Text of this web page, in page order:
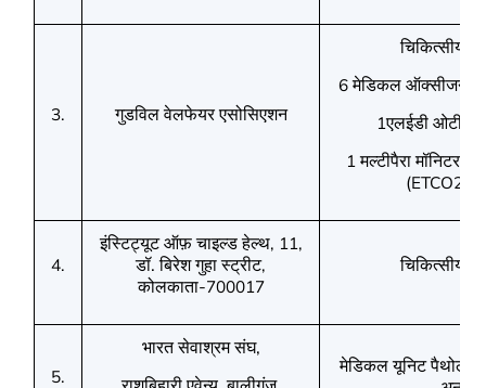
3. गुडविल वेलफेयर एसोसिएशन
चिकित्सीय
6मेडिकल ऑक्सीजन
1एलईडी ओटी
1मल्टीपैरा मॉनिटर (
(ETCO2)
4.
इंस्टिट्यूट ऑफ़ चाइल्ड हेल्थ, 11,
डॉ. बिरेश गुहा स्ट्रीट,
कोलकाता-700017
चिकित्सीय
5.
भारत सेवाश्रम संघ,
मेडिकल यूनिट